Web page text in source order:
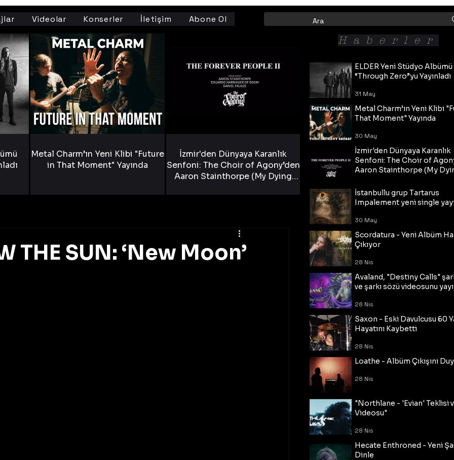
Videolar Konserler İletişim Abone Ol
THE SUN: ‘New Moon’
Metal Charm’ın Yeni Klibi "Future
in That Moment" Yayında
İzmir'den Dünyaya Karanlık
Senfoni: The Choir of Agony’den
Aaron Stainthorpe (My Dying
ELDER Yeni Stüdyo Albümü
“Through Zero”yu Yayınladı
31 May
Metal Charm’ın Yeni Klibi
That Moment" Yayında
30 May
İzmir'den Dünyaya Karanlık
Senfoni: The Choir of
Aaron Stainthorpe (My
Tekli!
30 May
İstanbullu grup Tartarus
Impalement yeni single
30 May
Scordatura - Yeni Albüm
Çıkıyor
28 Nis
Avaland, "Destiny Calls"
ve şarkı sözü videosunu
28 Nis
Saxon - Eski Davulcusu 60
Hayatını Kaybetti
28 Nis
Loathe - Albüm Çıkışını
28 Nis
"Northlane - 'Evian' Teklisi
Videosu"
28 Nis
Hecate Enthroned - Yeni
Dinle
Haberler